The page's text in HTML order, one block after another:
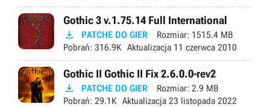
Gothic 3 v.1.75.14 Full International
 PATCHE DO GIER Rozmiar: 1515.4 MB
Pobrań: 316.9K Aktualizacja 11 czerwca 2010
Gothic II Gothic II Fix 2.6.0.0-rev2
 PATCHE DO GIER Rozmiar: 2.9 MB
Pobrań: 29.1K Aktualizacja 23 listopada 2022